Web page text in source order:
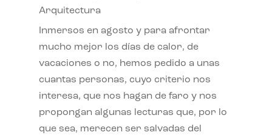
Arquitectura
Inmersos en agosto y para afrontar
mucho mejor los días de calor, de
vacaciones o no, hemos pedido a unas
cuantas personas, cuyo criterio nos
interesa, que nos hagan de faro y nos
propongan algunas lecturas que, por lo
que sea, merecen ser salvadas del